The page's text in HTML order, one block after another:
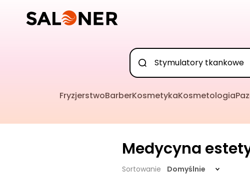
FryzjerstwoBarberKosmetykaKosmetologia
Medycyna
Sortowanie Domyślnie